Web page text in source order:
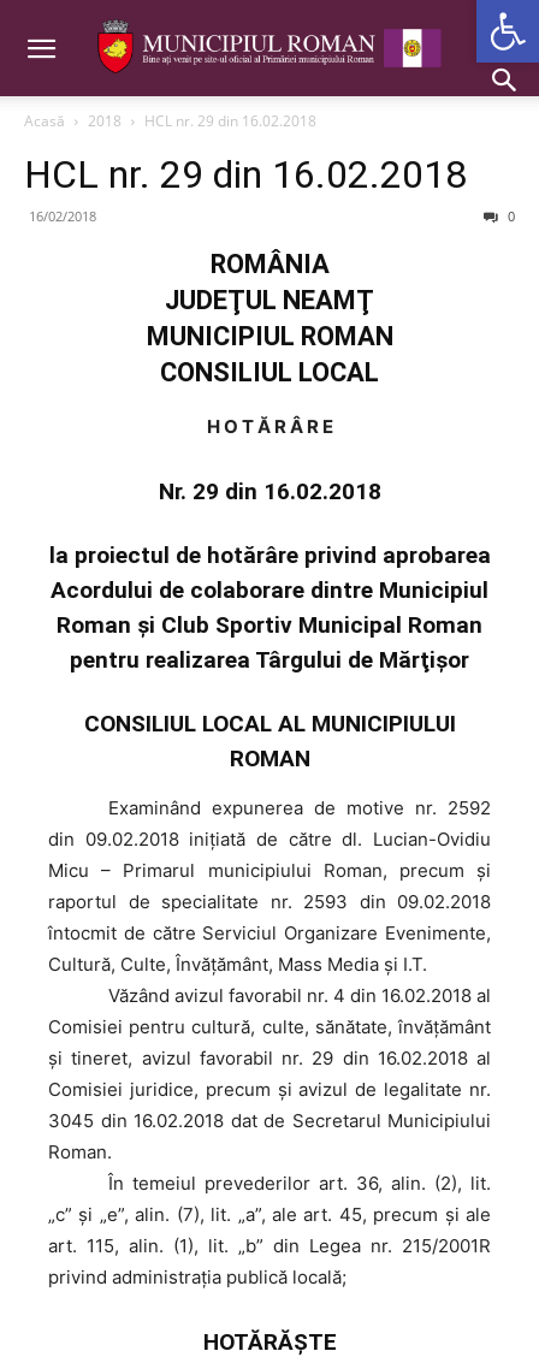
Acasă 2018 HCL nr. 29 din 16.02.2018
HCL nr. 29 din 16.02.2018
16/02/2018 0
ROMÂNIA
JUDEŢUL NEAMŢ
MUNICIPIUL ROMAN
CONSILIUL LOCAL
H O T Ă R Â R E
Nr. 29 din 16.02.2018
la proiectul de hotărâre privind aprobarea
Acordului de colaborare dintre Municipiul
Roman şi Club Sportiv Municipal Roman
pentru realizarea Târgului de Mărţişor
CONSILIUL LOCAL AL MUNICIPIULUI
ROMAN
Examinând expunerea de motive nr. 2592
din 09.02.2018 iniţiată de către dl. Lucian-Ovidiu
Micu – Primarul municipiului Roman, precum şi
raportul de specialitate nr. 2593 din 09.02.2018
întocmit de către Serviciul Organizare Evenimente,
Cultură, Culte, Învățământ, Mass Media și I.T.
Văzând avizul favorabil nr. 4 din 16.02.2018 al
Comisiei pentru cultură, culte, sănătate, învăţământ
şi tineret, avizul favorabil nr. 29 din 16.02.2018 al
Comisiei juridice, precum şi avizul de legalitate nr.
3045 din 16.02.2018 dat de Secretarul Municipiului
Roman.
În temeiul prevederilor art. 36, alin. (2), lit.
„c” şi „e”, alin. (7), lit. „a”, ale art. 45, precum şi ale
art. 115, alin. (1), lit. „b” din Legea nr. 215/2001R
privind administraţia publică locală;
HOTĂRĂŞTE